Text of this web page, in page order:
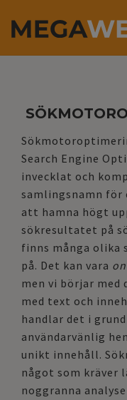
OM
Search Engine
invecklat och
samlingsnamn
att hamna högt
sökresultatet på
finns många olika
på. Det kan vara
men vi börjar
med text och
handlar det i
användarvänlig
unikt innehåll.
något som kräver
noggranna